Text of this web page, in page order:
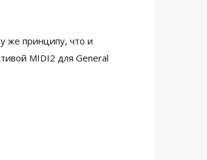
же принципу, что и
MIDI2 для General